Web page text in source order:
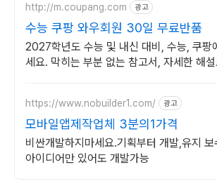
http://m.coupang.com 광고
수능 쿠팡 와우회원 30일 무료반품
2027학년도 수능 및 내신 대비, 수능, 쿠팡
세요. 막히는 부분 없는 참고서, 자세한 해
https://www.nobuilder1.com/ 광고
모바일앱제작업체 3분의1가격
비싼개발하지마세요.기획부터 개발,유지
아이디어만 있어도 개발가능